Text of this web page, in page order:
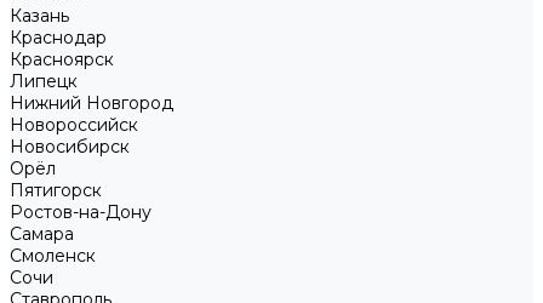
Казань
Краснодар
Красноярск
Липецк
Нижний Новгород
Новороссийск
Новосибирск
Орёл
Пятигорск
Ростов-на-Дону
Самара
Смоленск
Сочи